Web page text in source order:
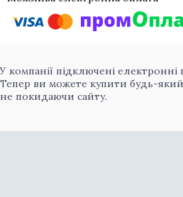
У компанії підключені електронні
Тепер ви можете купити будь-
не покидаючи сайту.